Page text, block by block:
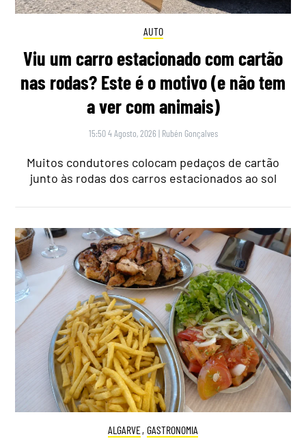
AUTO
Viu um carro estacionado com cartão
nas rodas? Este é o motivo (e não tem
a ver com animais)
15:50 4 Agosto, 2026 | Rubén Gonçalves
Muitos condutores colocam pedaços de cartão
junto às rodas dos carros estacionados ao sol
ALGARVE, GASTRONOMIA